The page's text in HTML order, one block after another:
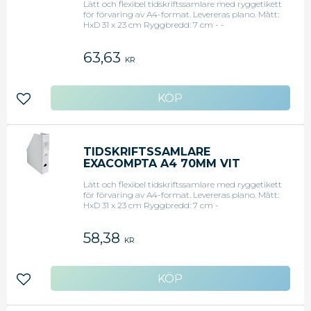
Lätt och flexibel tidskriftssamlare med ryggetikett
för förvaring av A4-format. Levereras plano. Mått:
HxD 31 x 23 cm Ryggbredd: 7 cm - -
etiketthållare som gör det enkelt att snabbt läsa
vad tidskriftssamlaren innehåller - - Med fingerhål
63,63 KR
Lägg till i favoriter
TIDSKRIFTSSAMLARE
EXACOMPTA A4 70MM VIT
Lätt och flexibel tidskriftssamlare med ryggetikett
för förvaring av A4-format. Levereras plano. Mått:
HxD 31 x 23 cm Ryggbredd: 7 cm -
etiketthållare som gör det enkelt att snabbt läsa
vad tidskriftssamlaren innehåller - - Med fingerhål
58,38 KR
Lägg till i favoriter